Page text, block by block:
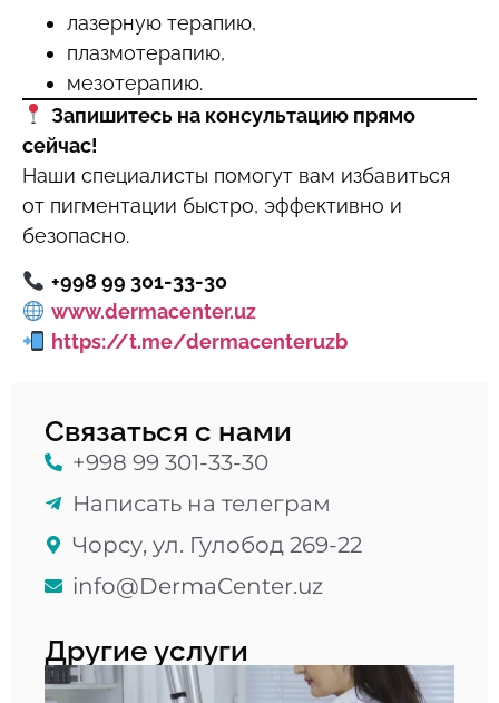
лазерную терапию,
плазмотерапию,
мезотерапию.
Запишитесь на консультацию прямо
сейчас!
Наши специалисты помогут вам избавиться
от пигментации быстро, эффективно и
безопасно.
+998 99 301-33-30
www.dermacenter.uz
https://t.me/dermacenteruzb
Связаться с нами
+998 99 301-33-30
Написать на телеграм
Чорсу, ул. Гулобод 269-22
info@DermaCenter.uz
Другие услуги